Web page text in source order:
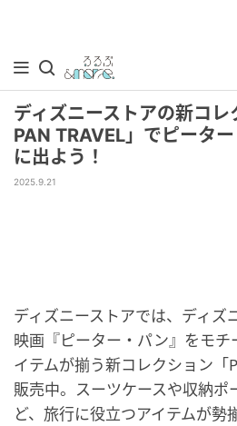
ディズニーストアの新コレ
PAN TRAVEL」でピータ
に出よう！
2025.9.21
ディズニーストアでは、ディズ
映画『ピーター・パン』をモチ
イテムが揃う新コレクション「
販売中。スーツケースや収納ポ
ど、旅行に役立つアイテムが勢